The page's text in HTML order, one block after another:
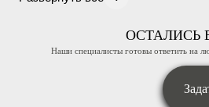
Отправка: мы надежно упаковываем заказ и
Документы: мы передаем в ТК все необходимые
Отслеживание и получение: по номеру в
отслеживать статус груза на сайте ТК. Оплата
ОСТАЛИСЬ
Наши специалисты готовы ответить на